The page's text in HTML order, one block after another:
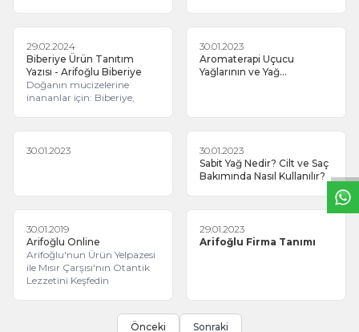
W
h
t
s
a
p
p
B
i
l
g
H
a
t
biber, tatlı toz biber ve
sumak ürünlerimiz, Tarım
ve Orman Bakanlığı
tarafından onaylı akredite
laboratuvarlarda yapılan
analizlerden geçmiştir ve bu
ulusal hem de uluslararası
gıda standartlarına uygun
olduğunu net bir şekilde
29.02.2024
Biberiye Ürün Tanıtım
Yazısı - Arifoğlu Biberiye
Doğanın mucizelerine
inananlar için: Biberiye,
30.01.2023
Aromaterapi Uçucu
Yağlarının ve Yağ
30.01.2023
30.01.2023
Sabit Yağ Nedir? Cilt ve Saç
Bakımında Nasıl Kullanılır?
30.01.2019
Arifoğlu Online
Arifoğlu'nun Ürün Yelpazesi
ile Mısır Çarşısı'nın Otantik
Lezzetini Keşfedin
29.01.2023
Arifoğlu Firma Tanımı
Önceki Sonraki